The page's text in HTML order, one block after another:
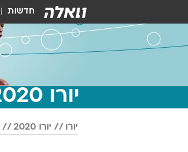
חדשות
יורו 2020
יורו יורו 2020